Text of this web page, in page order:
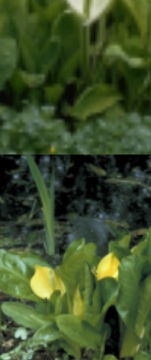
Aronskelk
Lysichiton